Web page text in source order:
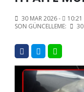
30 MAR 2026 -
10:21
SON GÜNCELLEME: